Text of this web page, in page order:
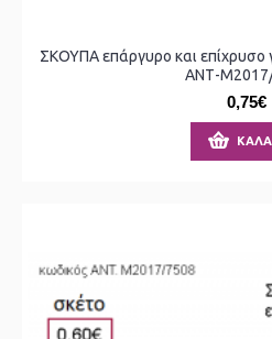
ΣΚΟΥΠΑ επάργυρο και επίχρυσο
ΑΝΤ-
0,75€